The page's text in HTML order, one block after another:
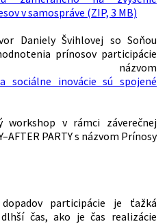
v samospráve (ZIP, 3 MB)
Daniely Švihlovej so Soňou
prínosov participácie
sociálne inovácie sú spojené
workshop v rámci záverečnej
PARTY s názvom Prínosy
participácie je ťažká
čas, ako je čas realizácie